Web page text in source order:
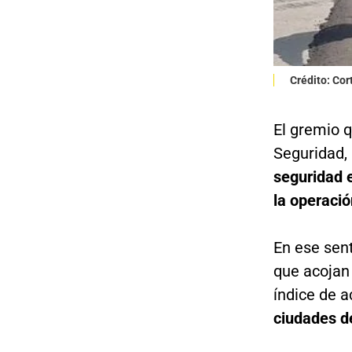
Crédito:
El gremio
Seguridad,
seguridad
la
En ese
que
índice de
ciudades